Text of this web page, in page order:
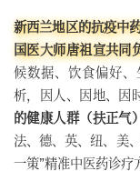
新西兰地区的抗疫中
国医大师唐祖宣共同
候数据、饮食偏好
析，因人、因地、因
的健康人群（扶正气
法、德、英、纽、美
一策”精准中医药诊疗